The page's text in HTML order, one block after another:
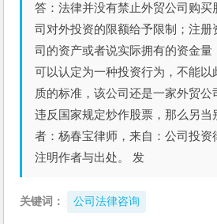
答：法律并没有禁止外贸公司购买
司对外投资的限额给予限制；注册
司的资产或者说实际拥有的资金量
可以认定为一种投资行为，不能以
质的标准，该公司还是一家外贸公
违反国家规定炒作股票，那么另当
者：杨春宝律师，来自：公司投资
注明作者与出处。 发
关键词： 公司法律咨询